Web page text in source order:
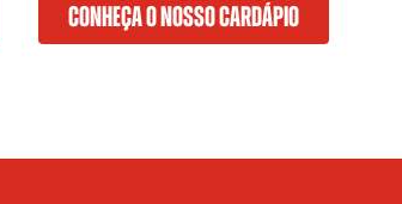
CONHEÇA O NOSSO CARDÁPIO